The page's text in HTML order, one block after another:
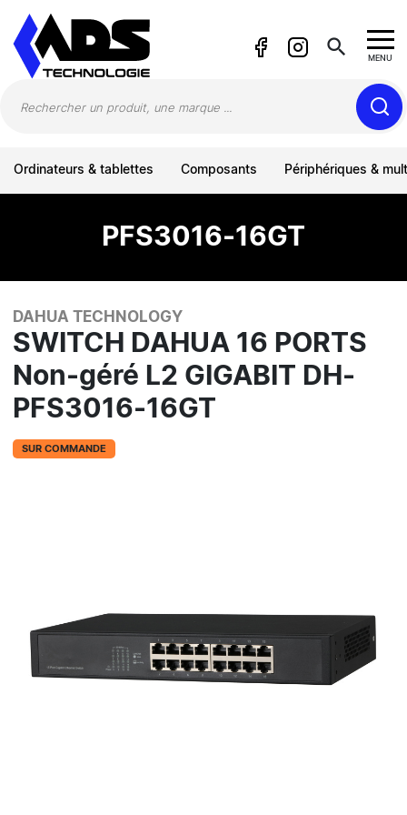
search MENU
Ordinateurs & tablettes Composants Périphériques &
PFS3016-16GT
DAHUA TECHNOLOGY
SWITCH DAHUA 16 PORTS
Non-géré L2 GIGABIT DH-
PFS3016-16GT
SUR COMMANDE